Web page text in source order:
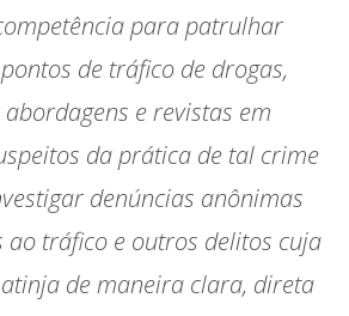
para patrulhar
de tráfico de drogas,
e revistas em
da prática de tal crime
denúncias anônimas
ao tráfico e outros delitos cuja
de maneira clara, direta